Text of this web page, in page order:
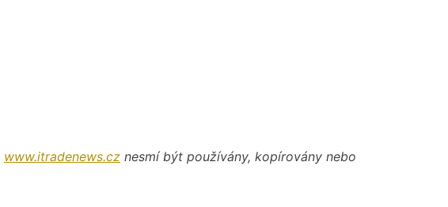
www.itradenews.cz nesmí být používány, kopírovány nebo